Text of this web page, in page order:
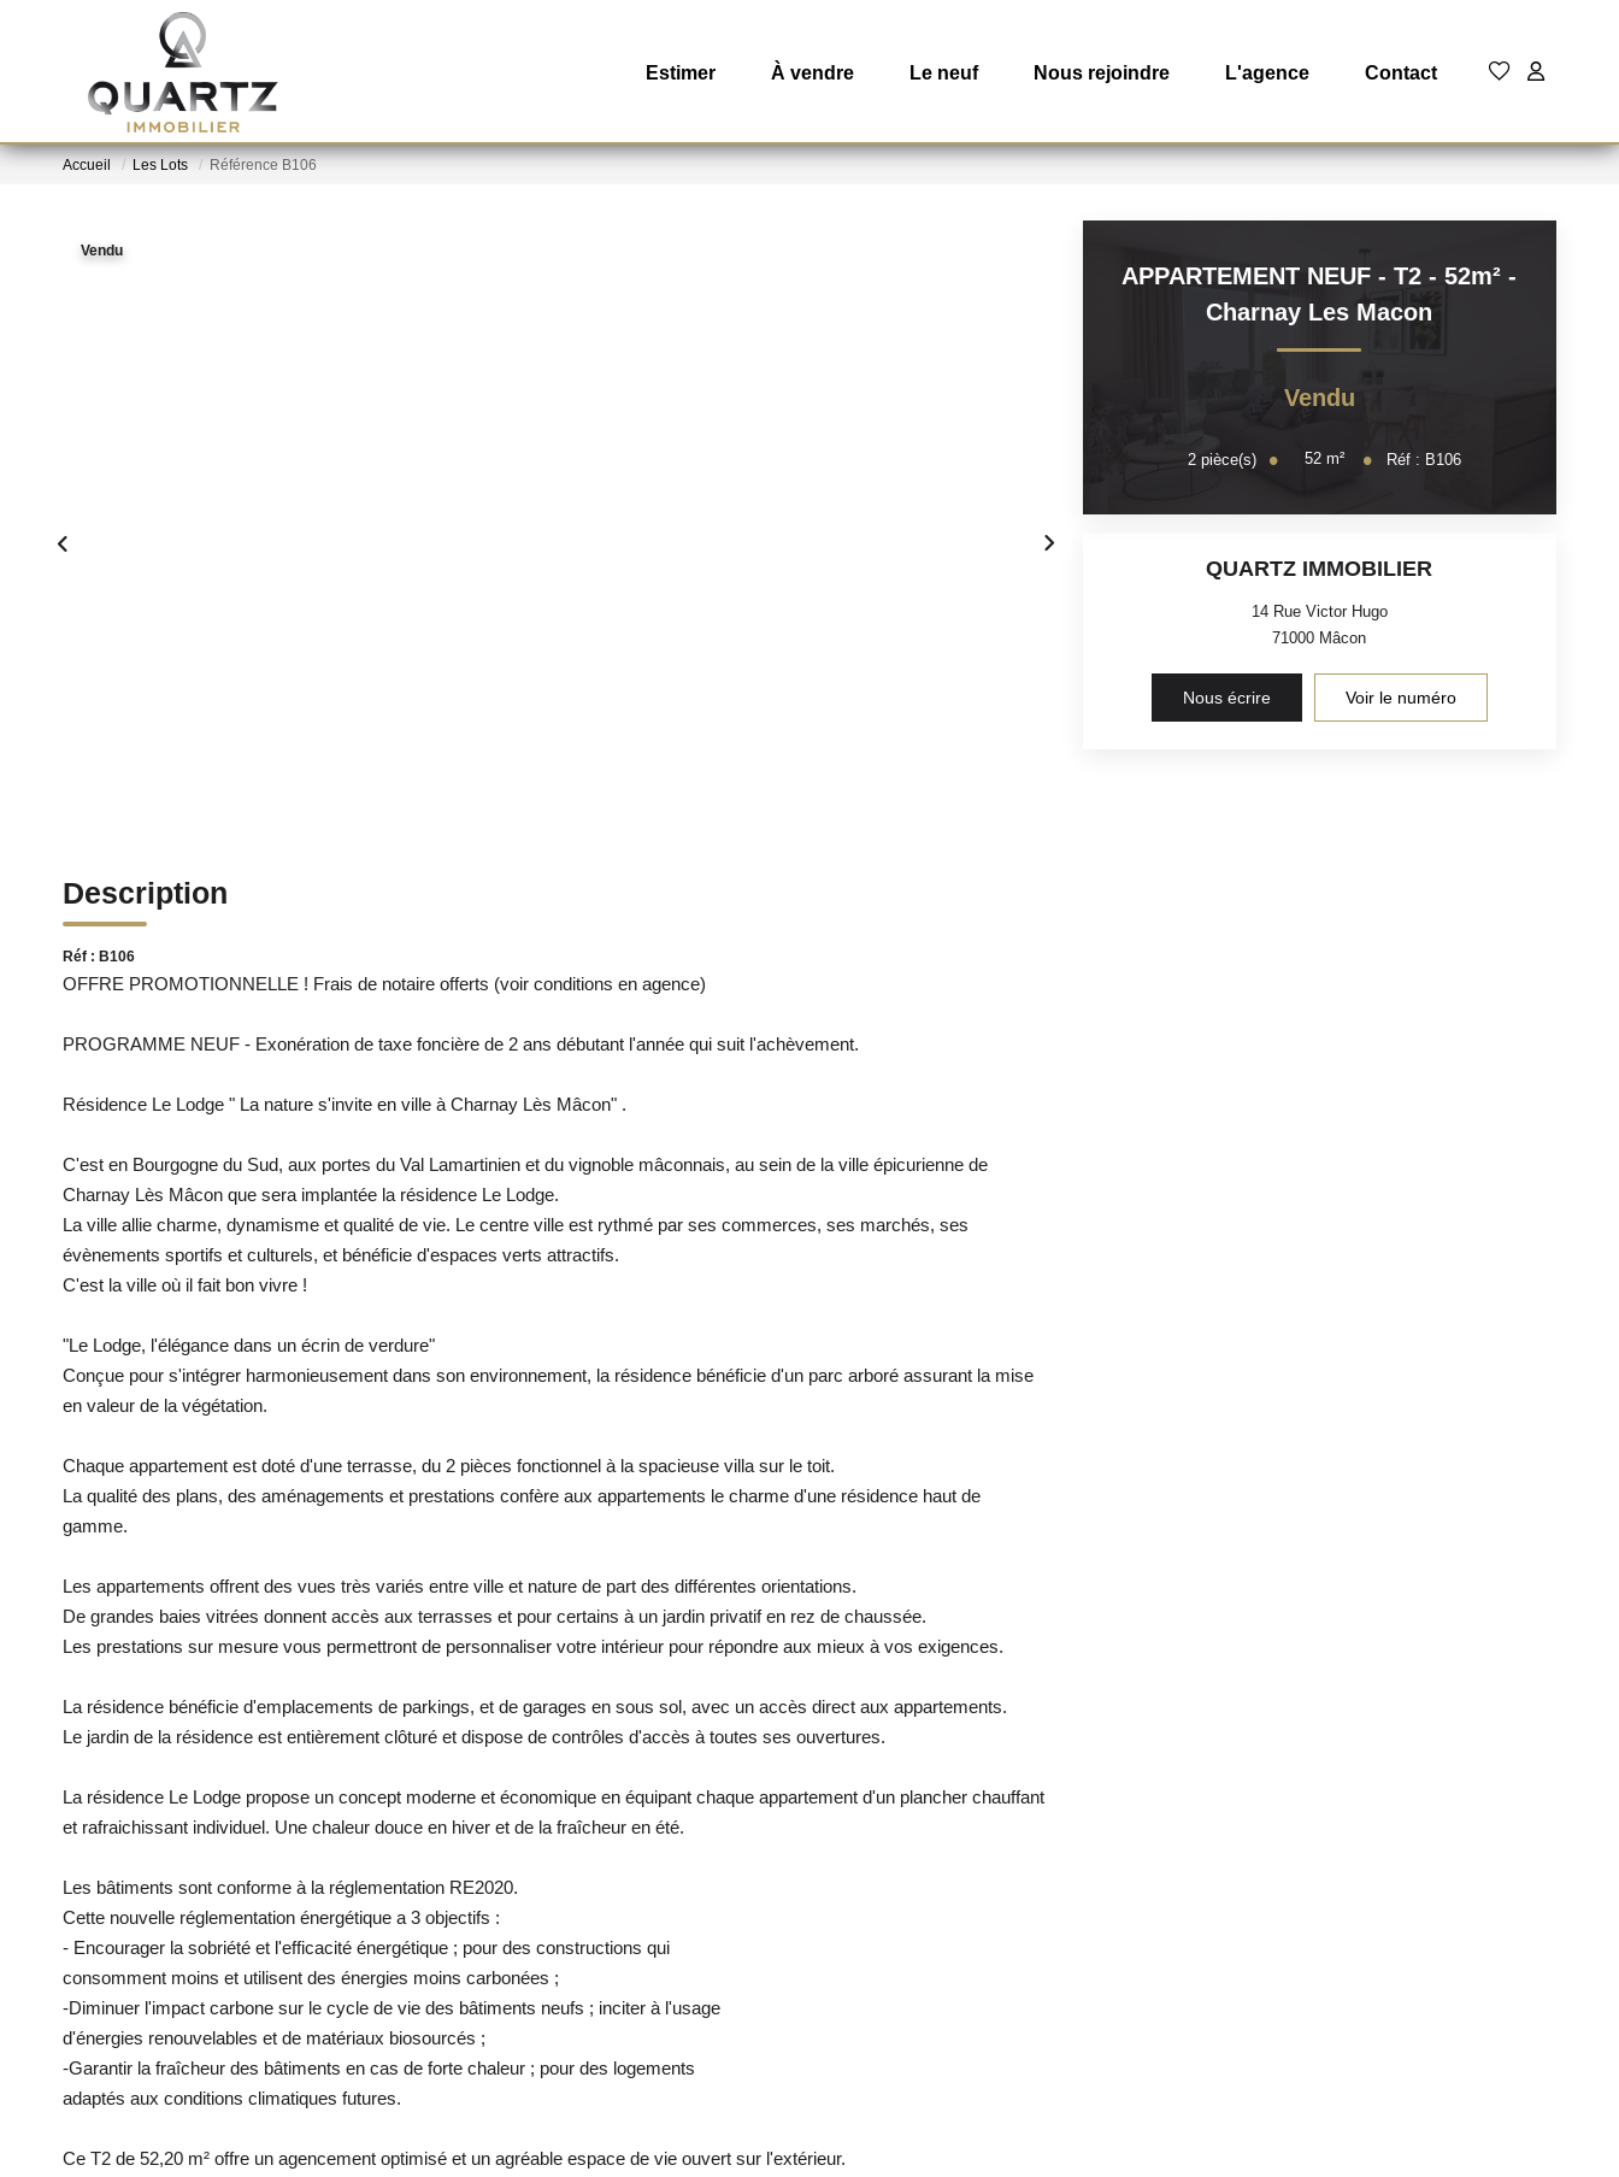
Estimer À vendre Le neuf Nous rejoindre L'agence Contact
Accueil Les Lots Référence B106
Vendu
Description
Réf : B106
OFFRE PROMOTIONNELLE ! Frais de notaire offerts (voir conditions en agence)
PROGRAMME NEUF - Exonération de taxe foncière de 2 ans débutant l'année qui suit l'achèvement.
Résidence Le Lodge " La nature s'invite en ville à Charnay Lès Mâcon" .
C'est en Bourgogne du Sud, aux portes du Val Lamartinien et du vignoble mâconnais, au sein de la ville épicurienne de
Charnay Lès Mâcon que sera implantée la résidence Le Lodge.
La ville allie charme, dynamisme et qualité de vie. Le centre ville est rythmé par ses commerces, ses marchés, ses
évènements sportifs et culturels, et bénéficie d'espaces verts attractifs.
C'est la ville où il fait bon vivre !
"Le Lodge, l'élégance dans un écrin de verdure"
Conçue pour s'intégrer harmonieusement dans son environnement, la résidence bénéficie d'un parc arboré assurant la mise
en valeur de la végétation.
Chaque appartement est doté d'une terrasse, du 2 pièces fonctionnel à la spacieuse villa sur le toit.
La qualité des plans, des aménagements et prestations confère aux appartements le charme d'une résidence haut de
gamme.
Les appartements offrent des vues très variés entre ville et nature de part des différentes orientations.
De grandes baies vitrées donnent accès aux terrasses et pour certains à un jardin privatif en rez de chaussée.
Les prestations sur mesure vous permettront de personnaliser votre intérieur pour répondre aux mieux à vos exigences.
La résidence bénéficie d'emplacements de parkings, et de garages en sous sol, avec un accès direct aux appartements.
Le jardin de la résidence est entièrement clôturé et dispose de contrôles d'accès à toutes ses ouvertures.
La résidence Le Lodge propose un concept moderne et économique en équipant chaque appartement d'un plancher chauffant
et rafraichissant individuel. Une chaleur douce en hiver et de la fraîcheur en été.
Les bâtiments sont conforme à la réglementation RE2020.
Cette nouvelle réglementation énergétique a 3 objectifs :
- Encourager la sobriété et l'efficacité énergétique ; pour des constructions qui
consomment moins et utilisent des énergies moins carbonées ;
-Diminuer l'impact carbone sur le cycle de vie des bâtiments neufs ; inciter à l'usage
d'énergies renouvelables et de matériaux biosourcés ;
-Garantir la fraîcheur des bâtiments en cas de forte chaleur ; pour des logements
adaptés aux conditions climatiques futures.
Ce T2 de 52,20 m² offre un agencement optimisé et un agréable espace de vie ouvert sur l'extérieur.
APPARTEMENT NEUF - T2 - 52m²-
Charnay Les Macon
Vendu
2 pièce(s) 52 m² Réf : B106
QUARTZ IMMOBILIER
14 Rue Victor Hugo
71000 Mâcon
Nous écrire Voir le numéro